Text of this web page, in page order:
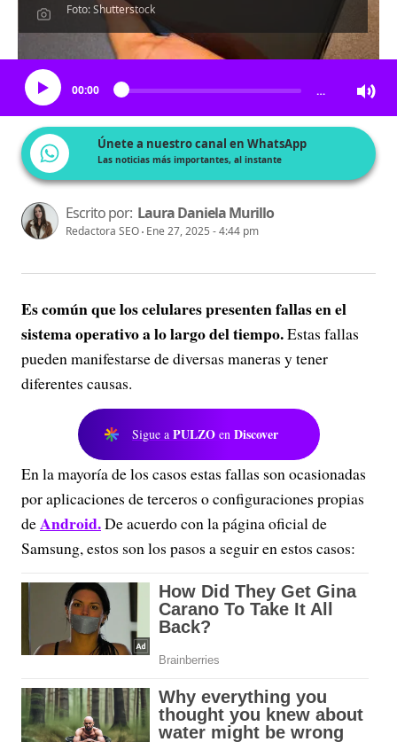
Foto: Shutterstock
Escucha el artículo
00:00 …
Únete a nuestro canal en WhatsApp
Las noticias más importantes, al instante
Escrito por: Laura Daniela Murillo
Redactora SEO Ene 27, 2025 - 4:44 pm
Es común que los celulares presenten fallas en el
sistema operativo a lo largo del tiempo.Estas fallas
pueden manifestarse de diversas maneras y tener
diferentes causas.
Sigue a PULZO en Discover
En la mayoría de los casos estas fallas son ocasionadas
por aplicaciones de terceros o configuraciones propias
deAndroid.De acuerdo con la página oficial de
Samsung, estos son los pasos a seguir en estos casos: